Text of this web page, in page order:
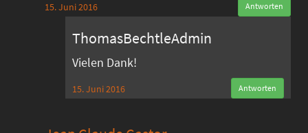
15. Juni 2016 Antworten
ThomasBechtleAdmin
Vielen Dank!
15. Juni 2016 Antworten